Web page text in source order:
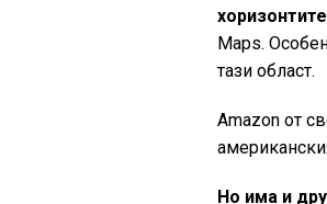
Maps.
тази област.
Amazon от
Но има и